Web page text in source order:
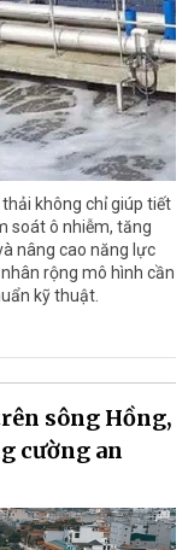
không chỉ giúp tiết
soát ô nhiễm, tăng
nâng cao năng lực
rộng mô hình cần
kỹ thuật.
sông Hồng,
cường an